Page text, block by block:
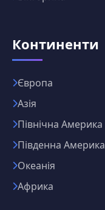
Континенти
Європа
Азія
Північна Америка
Південна Америка
Океанія
Африка